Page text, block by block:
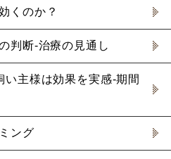
くのか？
判断-治療の見通し
主様は効果を実感-期間
ング